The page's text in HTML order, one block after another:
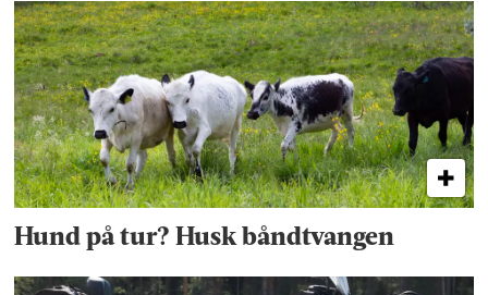
Hund på tur? Husk båndtvangen